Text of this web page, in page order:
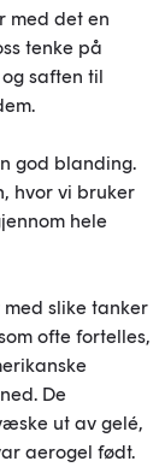
med det en
tenke på
saften til
god blanding.
hvor vi bruker
hele
slike tanker
ofte fortelles,
De
ut av gelé,
aerogel født.